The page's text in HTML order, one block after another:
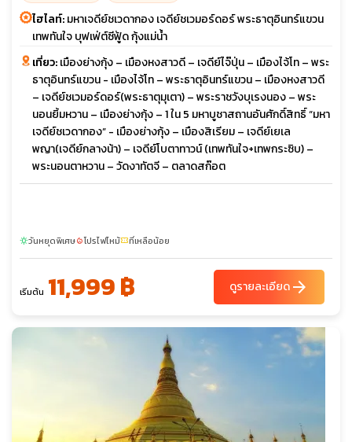
ไฮไลท์:มหาเจดีย์ชเวดากอง เจดีย์ชเวมอร์ดอร์ พระธาตุอินทร์แขวน
เทพทันใจ บุฟเฟ่ต์ซีฟู้ด กุ้งแม่น้ำ
เที่ยว:เมืองย่างกุ้ง – เมืองหงสาวดี – เจดีย์ไจ๊ปุ่น – เมืองไจ้โท – พระ
ธาตุอินทร์แขวน - เมืองไจ้โท – พระธาตุอินทร์แขวน – เมืองหงสาวดี
– เจดีย์ชเวมอร์ดอร์(พระธาตุมุเตา) – พระราชวังบุเรงนอง – พระ
นอนยิ้มหวาน – เมืองย่างกุ้ง – 1 ใน 5 มหาบูชาสถานอันศักดิ์สิทธิ์ “มหา
เจดีย์ชเวดากอง” - เมืองย่างกุ้ง – เมืองสิเรียม – เจดีย์เยเล
พญา(เจดีย์กลางน้า) – เจดีย์โบตาทาวน์ (เทพทันใจ+เทพกระซิบ) –
พระนอนตาหวาน – วัดงาทัตจี – ตลาดสก๊อต
sunnyวันหยุดพิเศษlocal_fire_departmentโปรไฟไหม้confirmation_numberที่เหลือน้อย
เริ่มต้น 11,999 ฿ ดูรายละเอียดarrow_forward